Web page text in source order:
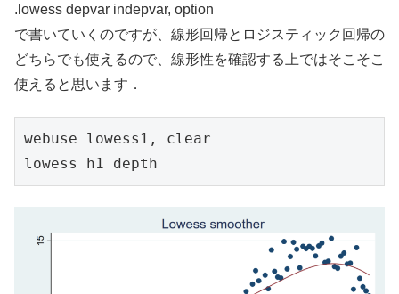
.lowess depvar indepvar, option
で書いていくのですが、線形回帰とロジスティック回帰の
どちらでも使えるので、線形性を確認する上ではそこそこ
使えると思います．
webuse lowess1, clear
lowess h1 depth